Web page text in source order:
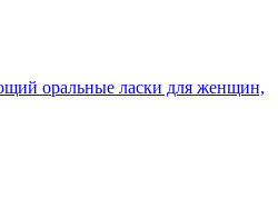
оральные ласки для женщин,